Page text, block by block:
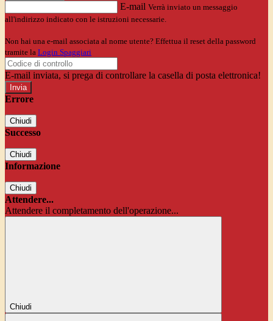
E-mail Verrà inviato un messaggio
all'indirizzo indicato con le istruzioni necessarie.
Non hai una e-mail associata al nome utente? Effettua il reset della password
tramite la Login Spaggiari
E-mail inviata, si prega di controllare la casella di posta elettronica!
Errore
Chiudi
Successo
Chiudi
Informazione
Chiudi
Attendere...
Attendere il completamento dell'operazione...
Chiudi